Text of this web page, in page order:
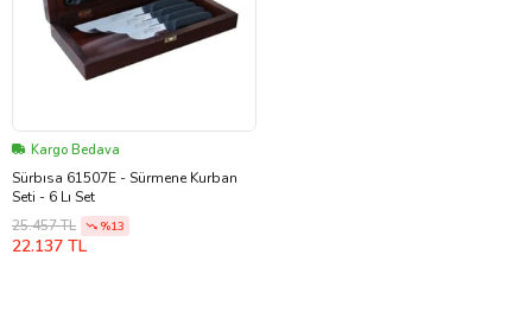
Kargo Bedava
Sürbısa 61507E - Sürmene Kurban
Seti - 6 Lı Set
25.457 TL
%13
22.137 TL